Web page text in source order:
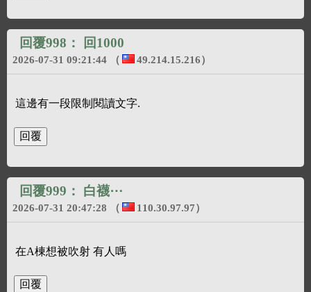
回覆998： 回1000
2026-07-31 09:21:44 （ 49.214.15.216）
這邊有一段限制閱讀文字.
回覆999： 白襪⋯
2026-07-31 20:47:28 （ 110.30.97.97）
在A棟想被吹射 有人嗎